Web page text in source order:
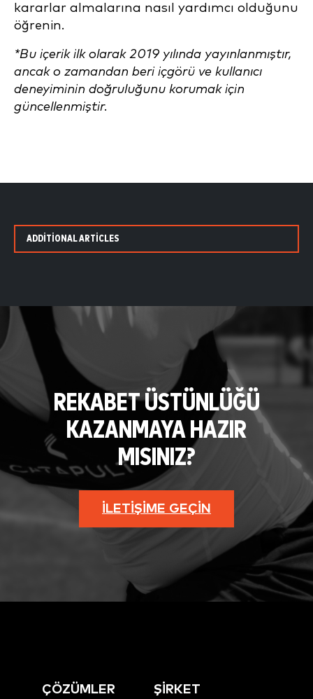
kararlar almalarına nasıl yardımcı olduğunu
öğrenin.
*Bu içerik ilk olarak 2019 yılında yayınlanmıştır,
ancak o zamandan beri içgörü ve kullanıcı
deneyiminin doğruluğunu korumak için
güncellenmiştir.
ADDITIONAL ARTICLES
REKABET ÜSTÜNLÜĞÜ
KAZANMAYA HAZIR
MISINIZ?
İLETIŞIME GEÇIN
ÇÖZÜMLER ŞİRKET